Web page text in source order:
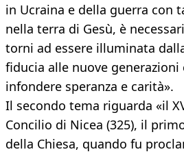
in Ucraina e della guerra con
nella terra di Gesù, è
torni ad essere illuminata
fiducia alle nuove generazioni
infondere speranza e carità».
Il secondo tema riguarda «il
Concilio di Nicea (325), il
della Chiesa, quando fu